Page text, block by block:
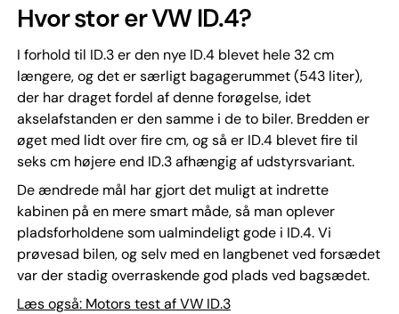
Hvor stor er VW ID.4?
I forhold til ID.3 er den nye ID.4 blevet hele 32 cm
længere, og det er særligt bagagerummet (543 liter),
der har draget fordel af denne forøgelse, idet
akselafstanden er den samme i de to biler. Bredden er
øget med lidt over fire cm, og så er ID.4 blevet fire til
seks cm højere end ID.3 afhængig af udstyrsvariant.
De ændrede mål har gjort det muligt at indrette
kabinen på en mere smart måde, så man oplever
pladsforholdene som ualmindeligt gode i ID.4. Vi
prøvesad bilen, og selv med en langbenet ved forsædet
var der stadig overraskende god plads ved bagsædet.
Læs også: Motors test af VW ID.3